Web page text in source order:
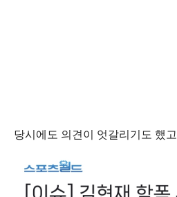
당시에도 의견이 엇갈리기도 했고